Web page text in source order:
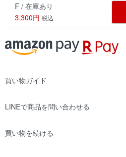
F / 在庫あり
3,300円 税込
買い物ガイド
LINEで商品を問い合わせる
買い物を続ける